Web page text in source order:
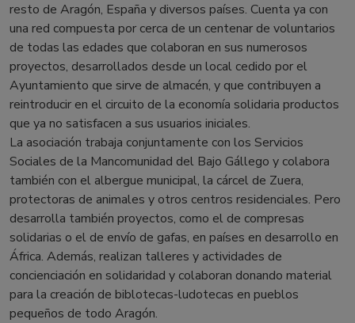
resto de Aragón, España y diversos países. Cuenta ya con
una red compuesta por cerca de un centenar de voluntarios
de todas las edades que colaboran en sus numerosos
proyectos, desarrollados desde un local cedido por el
Ayuntamiento que sirve de almacén, y que contribuyen a
reintroducir en el circuito de la economía solidaria productos
que ya no satisfacen a sus usuarios iniciales.
La asociación trabaja conjuntamente con los Servicios
Sociales de la Mancomunidad del Bajo Gállego y colabora
también con el albergue municipal, la cárcel de Zuera,
protectoras de animales y otros centros residenciales. Pero
desarrolla también proyectos, como el de compresas
solidarias o el de envío de gafas, en países en desarrollo en
África. Además, realizan talleres y actividades de
concienciación en solidaridad y colaboran donando material
para la creación de biblotecas-ludotecas en pueblos
pequeños de todo Aragón.